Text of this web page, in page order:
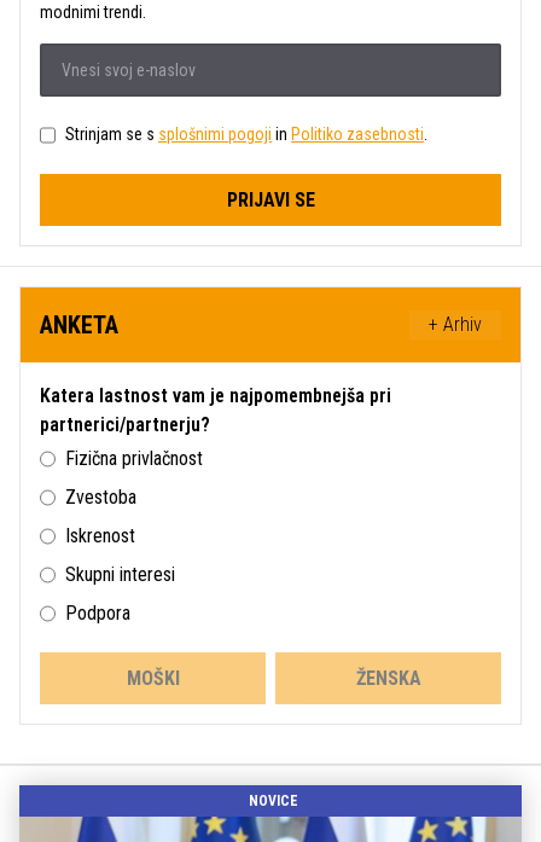
modnimi trendi.
Strinjam se s splošnimi pogoji in Politiko zasebnosti.
PRIJAVI SE
ANKETA + Arhiv
Katera lastnost vam je najpomembnejša pri
partnerici/partnerju?
Fizična privlačnost
Zvestoba
Iskrenost
Skupni interesi
Podpora
MOŠKI ŽENSKA
NOVICE